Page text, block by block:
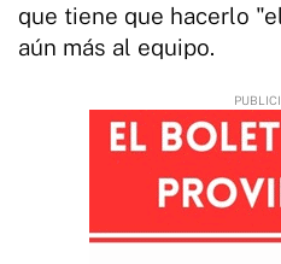
que tiene que hacerlo
aún más al equipo.